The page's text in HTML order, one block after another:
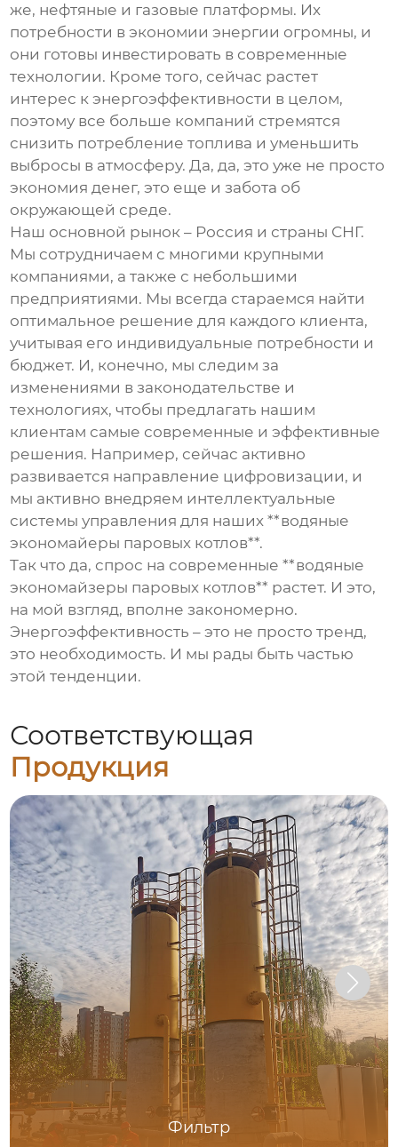
же, нефтяные и газовые платформы. Их
потребности в экономии энергии огромны, и
они готовы инвестировать в современные
технологии. Кроме того, сейчас растет
интерес к энергоэффективности в целом,
поэтому все больше компаний стремятся
снизить потребление топлива и уменьшить
выбросы в атмосферу. Да, да, это уже не просто
экономия денег, это еще и забота об
окружающей среде.
Наш основной рынок – Россия и страны СНГ.
Мы сотрудничаем с многими крупными
компаниями, а также с небольшими
предприятиями. Мы всегда стараемся найти
оптимальное решение для каждого клиента,
учитывая его индивидуальные потребности и
бюджет. И, конечно, мы следим за
изменениями в законодательстве и
технологиях, чтобы предлагать нашим
клиентам самые современные и эффективные
решения. Например, сейчас активно
развивается направление цифровизации, и
мы активно внедряем интеллектуальные
системы управления для наших **водяные
экономайеры паровых котлов**.
Так что да, спрос на современные **водяные
экономайзеры паровых котлов** растет. И это,
на мой взгляд, вполне закономерно.
Энергоэффективность – это не просто тренд,
это необходимость. И мы рады быть частью
этой тенденции.
Соответствующая
Продукция
Фильтр